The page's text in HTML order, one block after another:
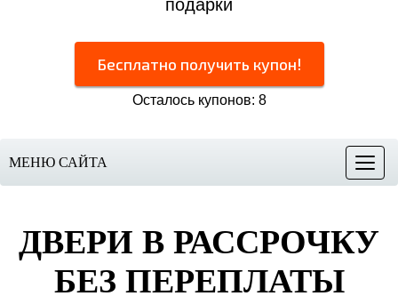
подарки
Бесплатно получить купон!
Осталось купонов: 8
Меню
МЕНЮ САЙТА
ДВЕРИ В РАССРОЧКУ
БЕЗ ПЕРЕПЛАТЫ